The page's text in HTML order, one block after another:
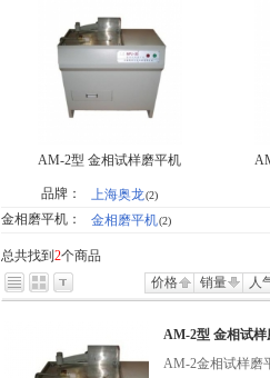
AM-2型 金相试样磨平机
品牌： 上海奥龙(2)
金相磨平机： 金相磨平机(2)
总共找到 2个商品
价格
销量 人
AM-2型 金相试样
AM-2金相试样磨